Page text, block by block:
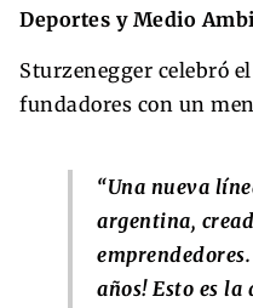
Deportes y Medio
Sturzenegger celebró
fundadores con un
“Una nueva
argentina,
años! Esto es